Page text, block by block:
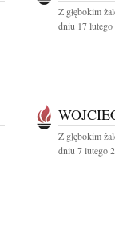
Z głębokim
dniu 17 lutego
Z głębokim
dniu 7 lutego